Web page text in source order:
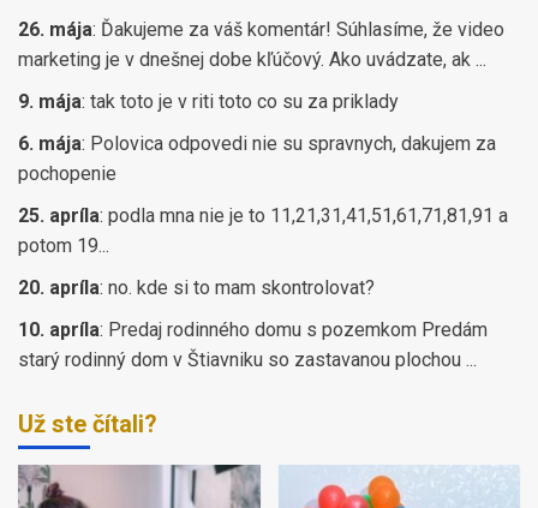
26. mája: Ďakujeme za váš komentár! Súhlasíme, že video
marketing je v dnešnej dobe kľúčový. Ako uvádzate, ak ...
9. mája: tak toto je v riti toto co su za priklady
6. mája: Polovica odpovedi nie su spravnych, dakujem za
pochopenie
25. apríla: podla mna nie je to 11,21,31,41,51,61,71,81,91 a
potom 19...
20. apríla: no. kde si to mam skontrolovat?
10. apríla: Predaj rodinného domu s pozemkom Predám
starý rodinný dom v Štiavniku so zastavanou plochou ...
Už ste čítali?